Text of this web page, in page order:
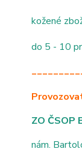
kožené
do 5 - 10
ZO ČSOP
nám.